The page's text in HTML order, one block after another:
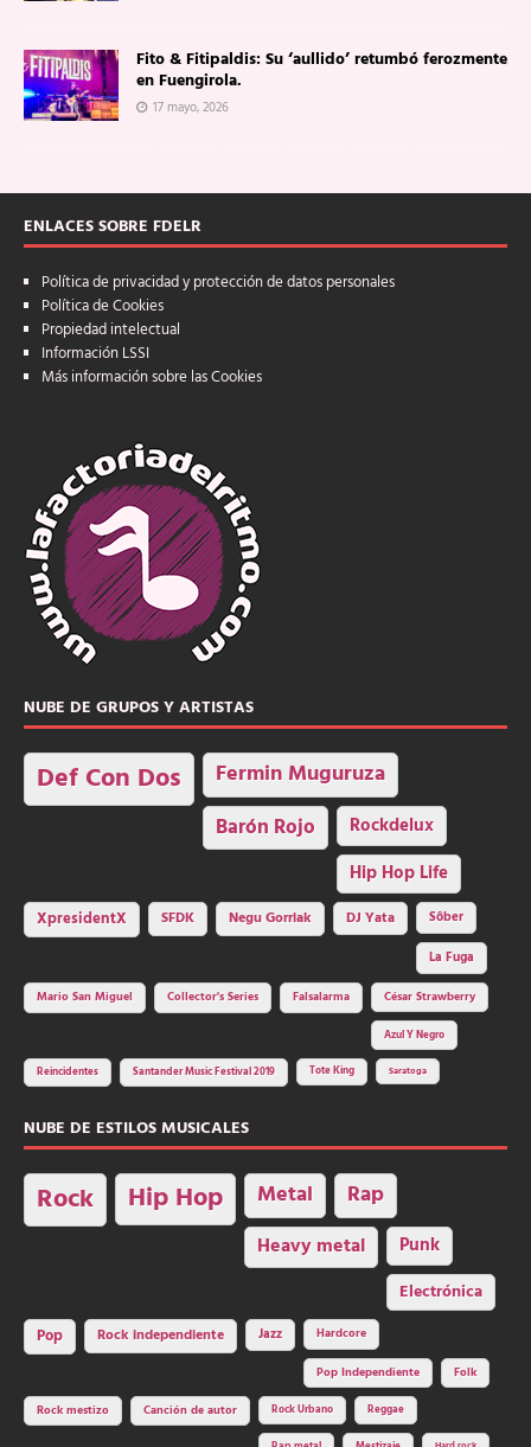
Fito & Fitipaldis: Su ‘aullido’ retumbó ferozmente
en Fuengirola.
17 mayo, 2026
ENLACES SOBRE FDELR
Política de privacidad y protección de datos personales
Política de Cookies
Propiedad intelectual
Información LSSI
Más información sobre las Cookies
NUBE DE GRUPOS Y ARTISTAS
Def Con Dos Fermin Muguruza
Barón Rojo Rockdelux
Hip Hop Life
XpresidentX SFDK Negu Gorriak DJ Yata
Sôber
La Fuga
Mario San Miguel
Collector's Series Falsalarma César Strawberry
Azul Y Negro
Reincidentes Santander Music Festival 2019 Tote King Saratoga
NUBE DE ESTILOS MUSICALES
Rock Hip Hop Metal Rap
Heavy metal Punk
Electrónica
Pop Rock independiente Jazz Hardcore
Pop Independiente Folk
Rock mestizo Canción de autor Rock Urbano Reggae